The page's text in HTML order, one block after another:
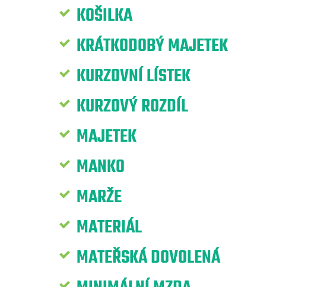
KOŠILKA
KRÁTKODOBÝ MAJETEK
KURZOVNÍ LÍSTEK
KURZOVÝ ROZDÍL
MAJETEK
MANKO
MARŽE
MATERIÁL
MATEŘSKÁ DOVOLENÁ